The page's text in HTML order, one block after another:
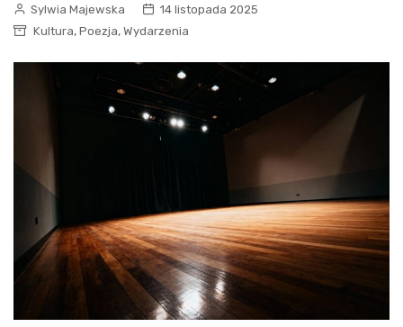
Sylwia Majewska
14 listopada 2025
Kultura, Poezja, Wydarzenia